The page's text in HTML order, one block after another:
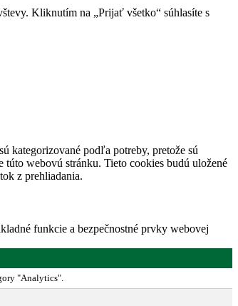
Kliknutím na „Prijať všetko“ súhlasíte s
kategorizované podľa potreby, pretože sú
webovú stránku. Tieto cookies budú uložené
z prehliadania.
funkcie a bezpečnostné prvky webovej
"Analytics".